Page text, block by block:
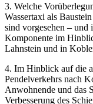
3. Welche
Wassertaxi als
sind vorgesehen – und
Komponente im
Lahnstein und in
4. Im Hinblick auf die
Pendelverkehrs nach
Anwohnende und das
Verbesserung des